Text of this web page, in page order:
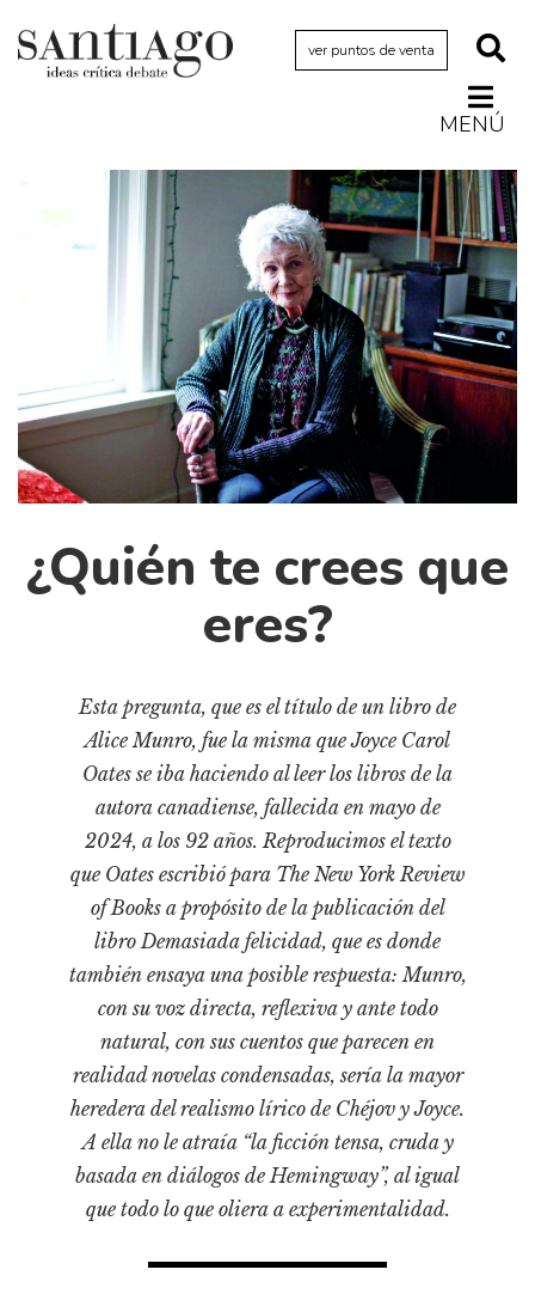
ver puntos de venta
MENÚ
Archivo Cenfoto-UDP
Arquetipos de situación
Cine y televisión
Ciudad
Cómics
Críticas
Diccionario portátil de la literatura chilena
Historia material de los libros
Lagunas mentales
Libros usados
Medioambiente
Narrativas visuales
Pensamiento
Pensamiento ilustrado
Personaje
Personajes secundarios
¿Quién te crees que
eres?
Esta pregunta, que es el título de un libro de
Alice Munro, fue la misma que Joyce Carol
Oates se iba haciendo al leer los libros de la
autora canadiense, fallecida en mayo de
2024, a los 92 años. Reproducimos el texto
que Oates escribió para The New York Review
of Books a propósito de la publicación del
libro Demasiada felicidad, que es donde
también ensaya una posible respuesta: Munro,
con su voz directa, reflexiva y ante todo
natural, con sus cuentos que parecen en
realidad novelas condensadas, sería la mayor
heredera del realismo lírico de Chéjov y Joyce.
A ella no le atraía “la ficción tensa, cruda y
basada en diálogos de Hemingway”, al igual
que todo lo que oliera a experimentalidad.